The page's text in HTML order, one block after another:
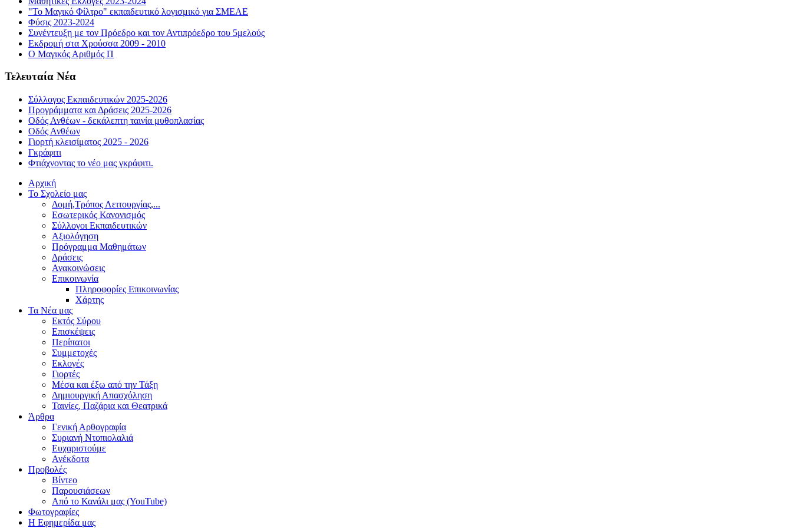
"Το Μαγικό Φίλτρο" εκπαιδευτικό λογισμικό για ΣΜΕΑΕ
Φύσις 2023-2024
Συνέντευξη με τον Πρόεδρο και τον Αντιπρόεδρο του 5μελούς
Εκδρομή στα Χρούσσα 2009 - 2010
Ο Μαγικός Αριθμός Π
Τελευταία Νέα
Σύλλογος Εκπαιδευτικών 2025-2026
Προγράμματα και Δράσεις 2025-2026
Οδός Ανθέων - δεκάλεπτη ταινία μυθοπλασίας
Οδός Ανθέων
Γιορτή κλεισίματος 2025 - 2026
Γκράφιτι
Φτιάχνοντας το νέο μας γκράφιτι.
Αρχική
Το Σχολείο μας
Δομή,Τρόπος Λειτουργίας,...
Εσωτερικός Κανονισμός
Σύλλογοι Εκπαιδευτικών
Αξιολόγηση
Πρόγραμμα Μαθημάτων
Δράσεις
Ανακοινώσεις
Επικοινωνία
Πληροφορίες Επικοινωνίας
Χάρτης
Τα Νέα μας
Εκτός Σύρου
Επισκέψεις
Περίπατοι
Συμμετοχές
Εκλογές
Γιορτές
Μέσα και έξω από την Τάξη
Δημιουργική Απασχόληση
Ταινίες, Παζάρια και Θεατρικά
Άρθρα
Γενική Αρθογραφία
Συριανή Ντοπιολαλιά
Ευχαριστούμε
Ανέκδοτα
Προβολές
Βίντεο
Παρουσιάσεων
Από το Κανάλι μας (YouTube)
Φωτογραφίες
Η Εφημερίδα μας